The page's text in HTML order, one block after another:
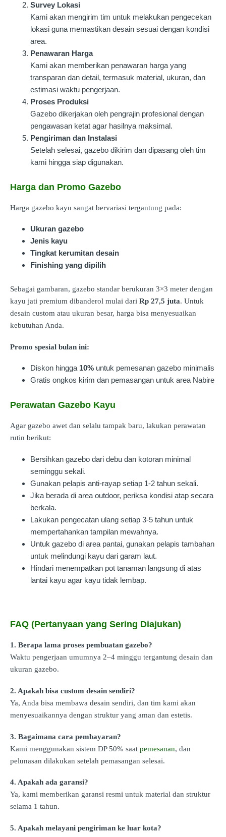
Survey Lokasi
Kami akan mengirim tim untuk melakukan pengecekan
lokasi guna memastikan desain sesuai dengan kondisi
area.
Penawaran Harga
Kami akan memberikan penawaran harga yang
transparan dan detail, termasuk material, ukuran, dan
estimasi waktu pengerjaan.
Proses Produksi
Gazebo dikerjakan oleh pengrajin profesional dengan
pengawasan ketat agar hasilnya maksimal.
Pengiriman dan Instalasi
Setelah selesai, gazebo dikirim dan dipasang oleh tim
kami hingga siap digunakan.
Harga dan Promo Gazebo
Harga gazebo kayu sangat bervariasi tergantung pada:
Ukuran gazebo
Jenis kayu
Tingkat kerumitan desain
Finishing yang dipilih
Sebagai gambaran, gazebo standar berukuran 3×3 meter dengan
kayu jati premium dibanderol mulai dari Rp 27,5 juta. Untuk
desain custom atau ukuran besar, harga bisa menyesuaikan
kebutuhan Anda.
Promo spesial bulan ini:
Diskon hingga 10% untuk pemesanan gazebo minimalis
Gratis ongkos kirim dan pemasangan untuk area Nabire
Perawatan Gazebo Kayu
Agar gazebo awet dan selalu tampak baru, lakukan perawatan
rutin berikut:
Bersihkan gazebo dari debu dan kotoran minimal
seminggu sekali.
Gunakan pelapis anti-rayap setiap 1-2 tahun sekali.
Jika berada di area outdoor, periksa kondisi atap secara
berkala.
Lakukan pengecatan ulang setiap 3-5 tahun untuk
mempertahankan tampilan mewahnya.
Untuk gazebo di area pantai, gunakan pelapis tambahan
untuk melindungi kayu dari garam laut.
Hindari menempatkan pot tanaman langsung di atas
lantai kayu agar kayu tidak lembap.
FAQ (Pertanyaan yang Sering Diajukan)
1. Berapa lama proses pembuatan gazebo?
Waktu pengerjaan umumnya 2–4 minggu tergantung desain dan
ukuran gazebo.
2. Apakah bisa custom desain sendiri?
Ya, Anda bisa membawa desain sendiri, dan tim kami akan
menyesuaikannya dengan struktur yang aman dan estetis.
3. Bagaimana cara pembayaran?
Kami menggunakan sistem DP 50% saat pemesanan, dan
pelunasan dilakukan setelah pemasangan selesai.
4. Apakah ada garansi?
Ya, kami memberikan garansi resmi untuk material dan struktur
selama 1 tahun.
5. Apakah melayani pengiriman ke luar kota?